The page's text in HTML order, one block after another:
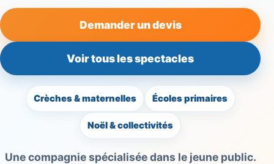
Demander un devis
Voir tous les spectacles
Crèches & maternelles Écoles primaires
Noël & collectivités
Une compagnie spécialisée dans le jeune public.